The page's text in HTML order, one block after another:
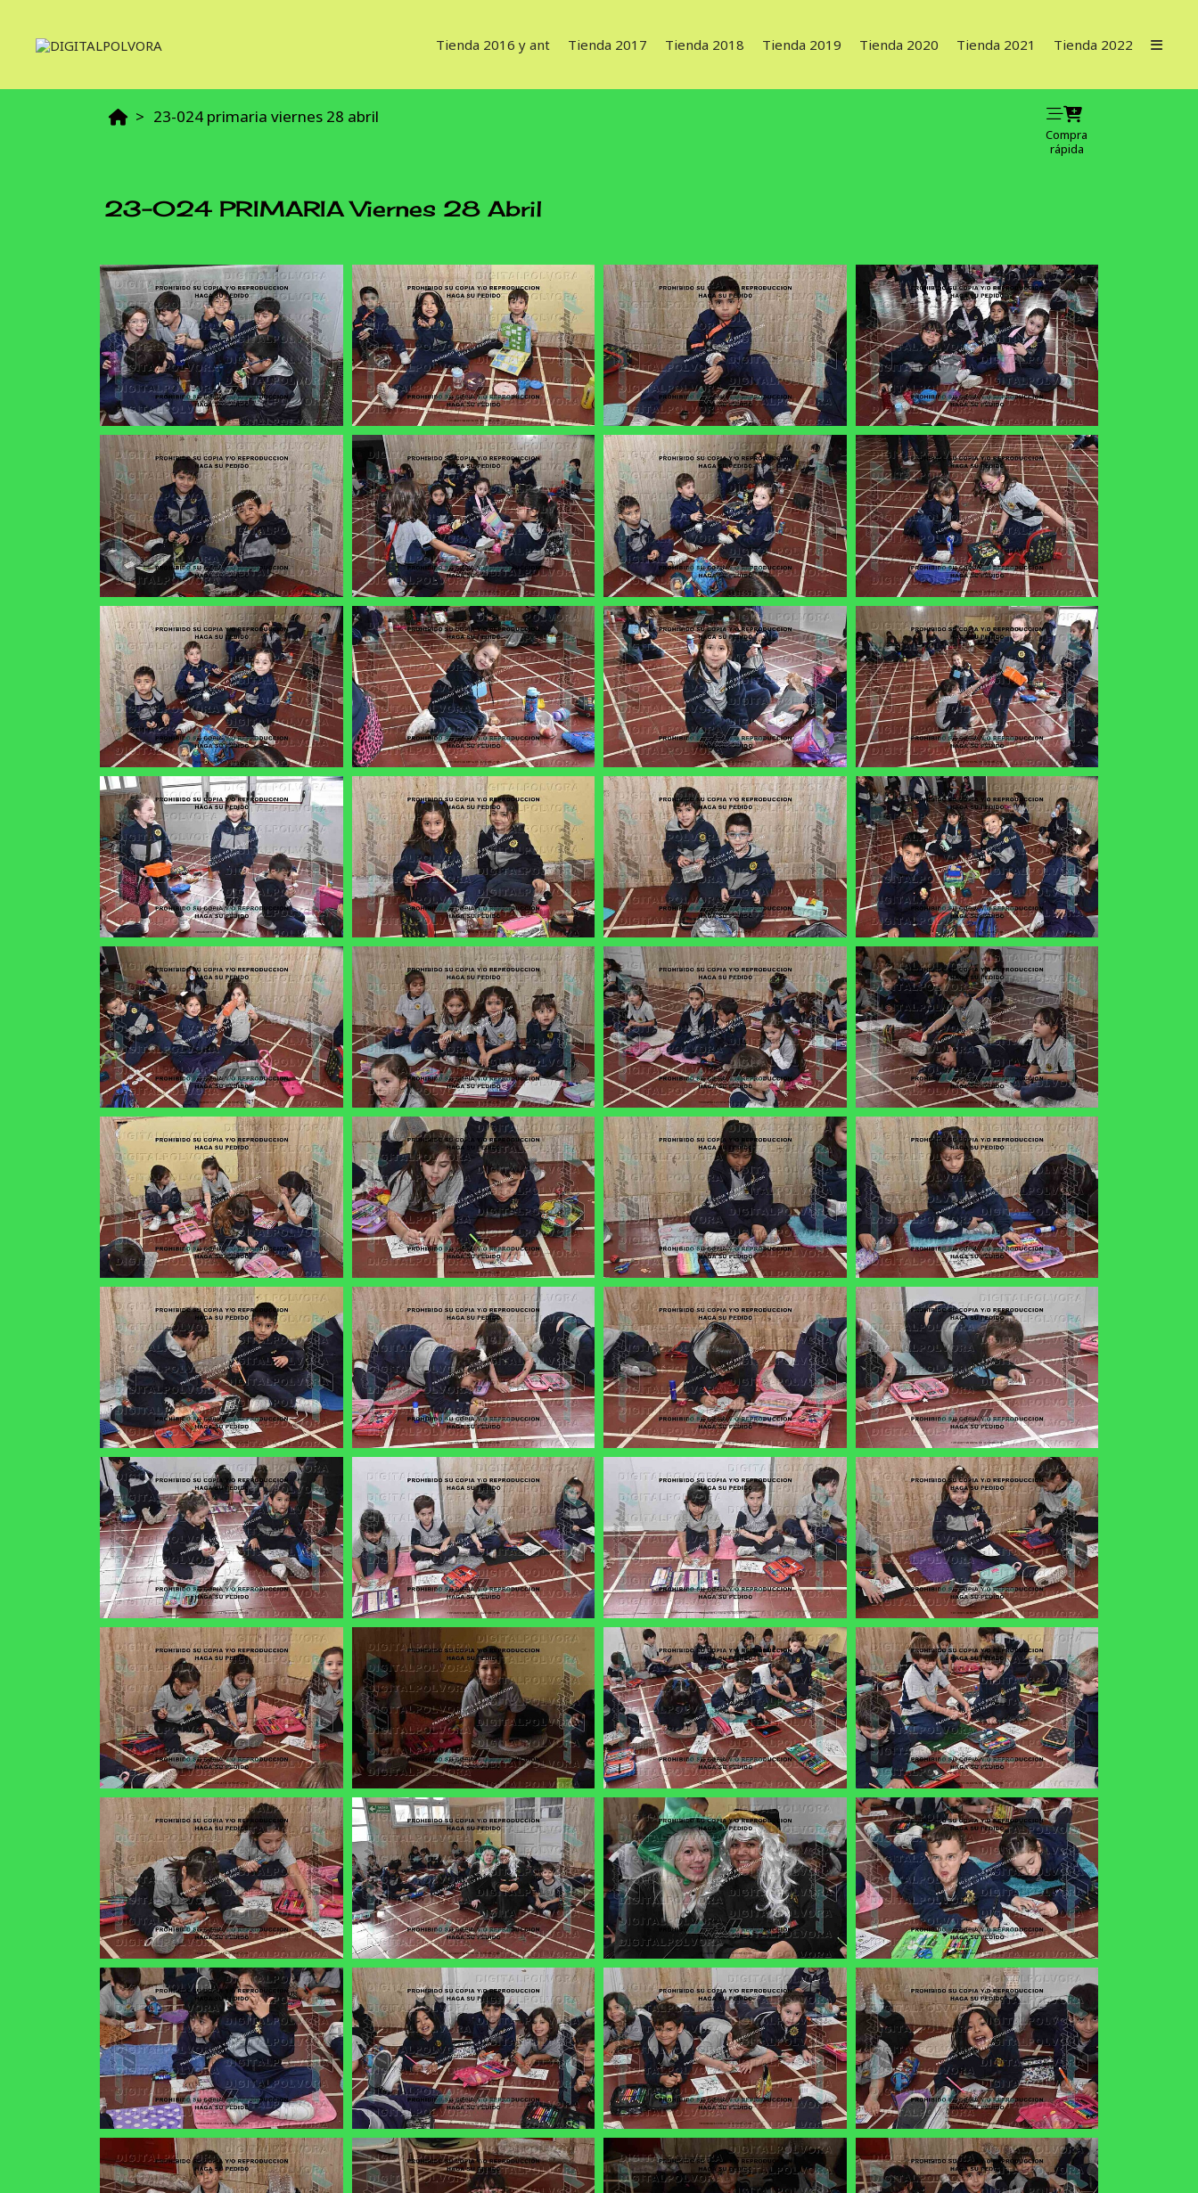
Tienda 2016 y ant Tienda 2017 Tienda 2018 Tienda 2019 Tienda 2020 Tienda 2021 Tienda 2022
23-024 primaria viernes 28 abril
Compra
rápida
23-024 PRIMARIA Viernes 28 Abril